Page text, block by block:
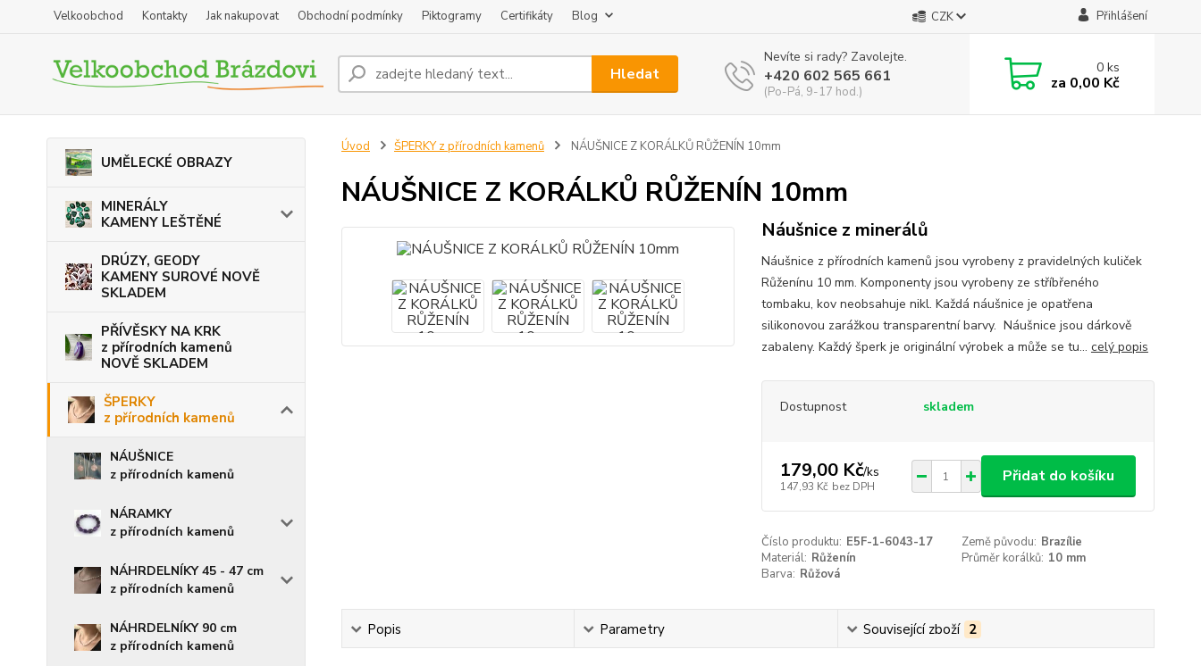
Velkoobchod Kontakty Jak nakupovat Obchodní podmínky Piktogramy Certifikáty Blog CZK Přihlášení
Hledat
Nevíte si rady? Zavolejte.
+420 602 565 661
(Po-Pá, 9-17 hod.)
0ks
za 0,00 Kč
UMĚLECKÉ OBRAZY
MINERÁLY
KAMENY LEŠTĚNÉ
DRÚZY, GEODY
KAMENY SUROVÉ NOVĚ
SKLADEM
PŘÍVĚSKY NA KRK
z přírodních kamenů
NOVĚ SKLADEM
ŠPERKY
z přírodních kamenů
NÁUŠNICE
z přírodních kamenů
NÁRAMKY
z přírodních kamenů
NÁHRDELNÍKY 45 - 47 cm
z přírodních kamenů
NÁHRDELNÍKY 90 cm
z přírodních kamenů
Úvod ŠPERKY z přírodních kamenů NÁUŠNICE Z KORÁLKŮ RŮŽENÍN 10mm
NÁUŠNICE Z KORÁLKŮ RŮŽENÍN 10mm
Náušnice z minerálů
Náušnice z přírodních kamenů jsou vyrobeny z pravidelných kuliček
Růženínu 10 mm. Komponenty jsou vyrobeny ze stříbřeného
tombaku, kov neobsahuje nikl. Každá náušnice je opatřena
silikonovou zarážkou transparentní barvy. Náušnice jsou dárkově
zabaleny. Každý šperk je originální výrobek a může se tu... celý popis
Dostupnost skladem
179,00 Kč/ks
147,93 Kč bez DPH
Přidat do košíku
Číslo produktu: E5F-1-6043-17 Země původu: Brazílie
Materiál: Růženín Průměr korálků: 10 mm
Barva: Růžová
Popis Parametry Související zboží 2